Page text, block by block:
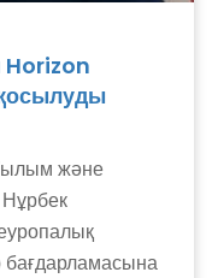
Horizon
және
бағдарламасына